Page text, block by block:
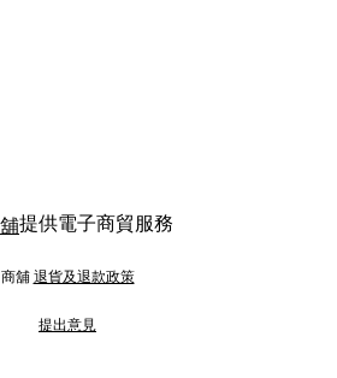
提供電子商貿服務
商舖 退貨及退款政策
提出意見